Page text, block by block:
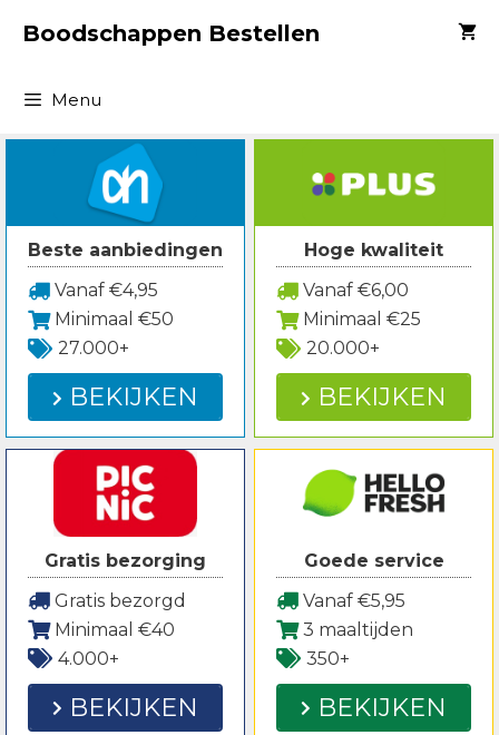
naarBoodschappen Bestellen
Menu
Beste aanbiedingen
Vanaf €4,95
Minimaal €50
27.000+
BEKIJKEN
Hoge kwaliteit
Vanaf €6,00
Minimaal €25
20.000+
BEKIJKEN
Gratis bezorging
Gratis bezorgd
Minimaal €40
4.000+
BEKIJKEN
Goede service
Vanaf €5,95
3 maaltijden
350+
BEKIJKEN